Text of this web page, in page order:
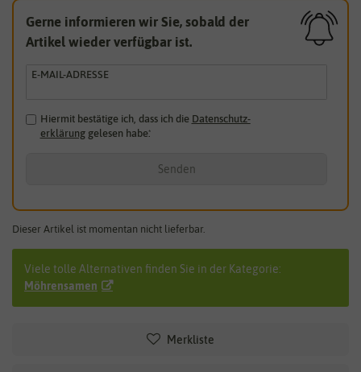
Gerne informieren wir Sie, sobald der
Artikel wieder verfügbar ist.
E-MAIL-ADRESSE
Hiermit bestätige ich, dass ich die Daten­schutz­
erklärunggelesen habe.*
Senden
Dieser Artikel ist momentan nicht lieferbar.
Viele tolle Alternativen finden Sie in der Kategorie:
Möhrensamen
Merkliste